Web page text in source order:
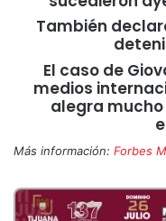
También
El caso de
medios
alegra
Más información: Forbes